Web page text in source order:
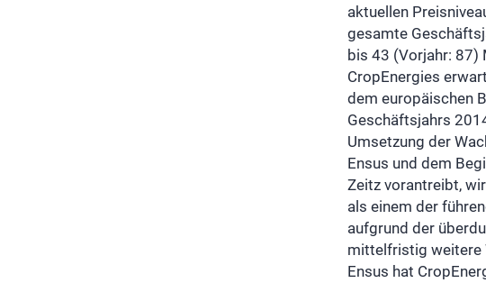
aktuellen
gesamte
bis 43 (Vorjahr: 87)
CropEnergies
dem europäischen
Geschäftsjahrs
Umsetzung der
Ensus und dem
Zeitz vorantreibt,
als einem der
aufgrund der
mittelfristig weitere
Ensus hat